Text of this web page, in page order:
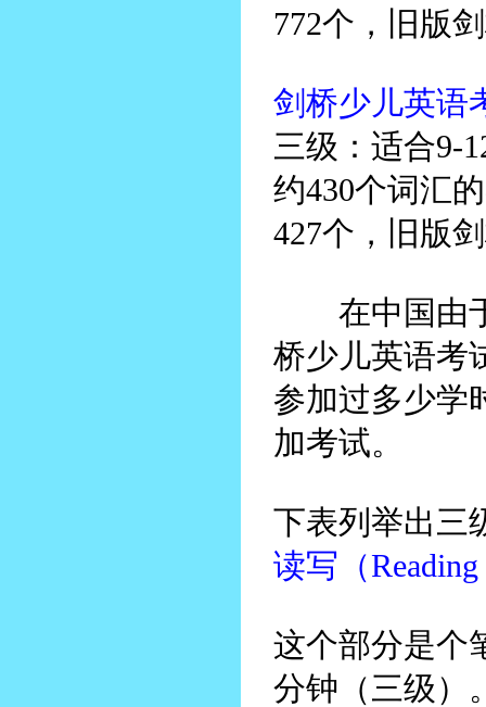
772个，旧版
剑桥少儿英语
三级：适合9-
约430个词汇
427个，旧版
在中国由于
桥少儿英语考
参加过多少学
加考试。
下表列举出三
读写（
这个部分是个
分钟（三级）